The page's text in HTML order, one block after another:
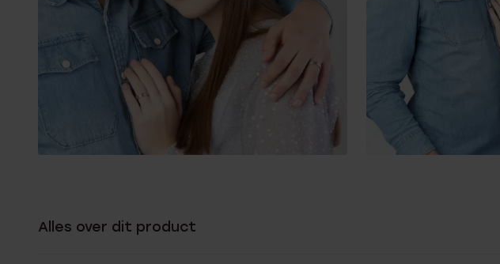
Alles over dit product